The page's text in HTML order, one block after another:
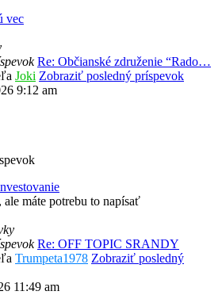
vec
Re: Občianské združenie “Rado…
Joki Zobraziť posledný príspevok
9:12 am
ale máte potrebu to napísať
Re: OFF TOPIC SRANDY
Trumpeta1978 Zobraziť posledný
11:49 am